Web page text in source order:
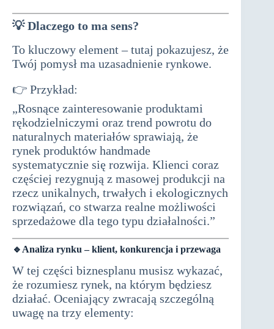
💡Dlaczego to ma sens?
To kluczowy element – tutaj pokazujesz, że
Twój pomysł ma uzasadnienie rynkowe.
👉 Przykład:
„Rosnące zainteresowanie produktami
rękodzielniczymi oraz trend powrotu do
naturalnych materiałów sprawiają, że
rynek produktów handmade
systematycznie się rozwija. Klienci coraz
częściej rezygnują z masowej produkcji na
rzecz unikalnych, trwałych i ekologicznych
rozwiązań, co stwarza realne możliwości
sprzedażowe dla tego typu działalności.”
🔹Analiza rynku – klient, konkurencja i przewaga
W tej części biznesplanu musisz wykazać,
że rozumiesz rynek, na którym będziesz
działać. Oceniający zwracają szczególną
uwagę na trzy elementy: